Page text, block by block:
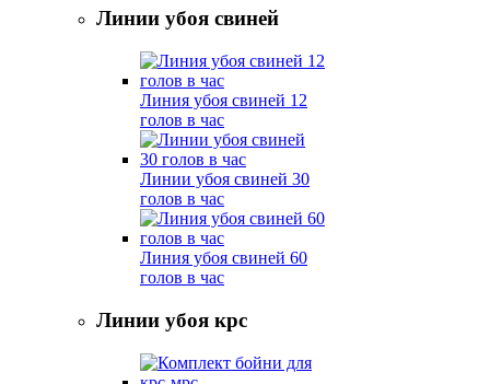
Линии убоя свиней
Линия убоя свиней 12
голов в час
Линии убоя свиней 30
голов в час
Линия убоя свиней 60
голов в час
Линии убоя крс